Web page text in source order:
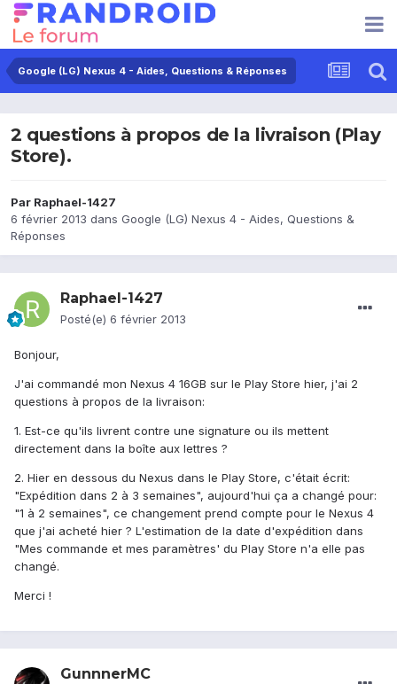
Google (LG) Nexus 4 - Aides, Questions & Réponses
2 questions à propos de la livraison (Play
Store).
Par Raphael-1427
6 février 2013 dans Google (LG) Nexus 4 - Aides, Questions &
Réponses
Raphael-1427
Posté(e) 6 février 2013
Bonjour,
J'ai commandé mon Nexus 4 16GB sur le Play Store hier, j'ai 2
questions à propos de la livraison:
1. Est-ce qu'ils livrent contre une signature ou ils mettent
directement dans la boîte aux lettres ?
2. Hier en dessous du Nexus dans le Play Store, c'était écrit:
"Expédition dans 2 à 3 semaines", aujourd'hui ça a changé pour:
"1 à 2 semaines", ce changement prend compte pour le Nexus 4
que j'ai acheté hier ? L'estimation de la date d'expédition dans
"Mes commande et mes paramètres' du Play Store n'a elle pas
changé.
Merci !
GunnnerMC